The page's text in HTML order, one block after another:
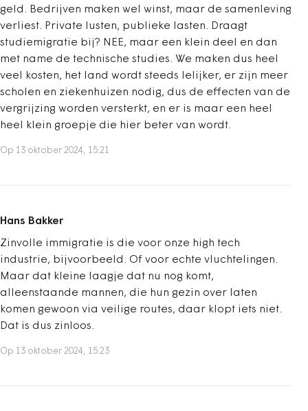
geld. Bedrijven maken wel winst, maar de samenleving
verliest. Private lusten, publieke lasten. Draagt
studiemigratie bij? NEE, maar een klein deel en dan
met name de technische studies. We maken dus heel
veel kosten, het land wordt steeds lelijker, er zijn meer
scholen en ziekenhuizen nodig, dus de effecten van de
vergrijzing worden versterkt, en er is maar een heel
heel klein groepje die hier beter van wordt.
Op 13 oktober 2024, 15:21
Hans Bakker
Zinvolle immigratie is die voor onze high tech
industrie, bijvoorbeeld. Of voor echte vluchtelingen.
Maar dat kleine laagje dat nu nog komt,
alleenstaande mannen, die hun gezin over laten
komen gewoon via veilige routes, daar klopt iets niet.
Dat is dus zinloos.
Op 13 oktober 2024, 15:23